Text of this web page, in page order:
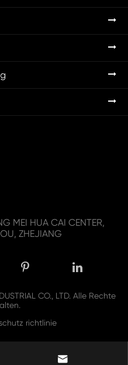
MEI HUA CAI CENTER,
ZHEJIANG
CO., LTD. Alle Rechte
richtlinie
